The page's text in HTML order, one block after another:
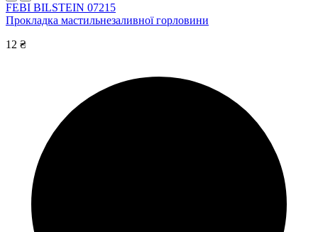
FEBI BILSTEIN 07215
Прокладка мастильнезаливної горловини
12 ₴